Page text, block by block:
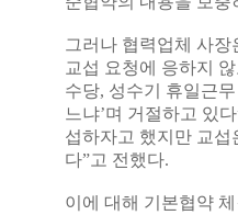
그러나 협력업체 사장
교섭 요청에 응하지
수당, 성수기 휴일근
느냐’며 거절하고 있
섭하자고 했지만 교섭
다”고 전했다.
이에 대해 기본협약